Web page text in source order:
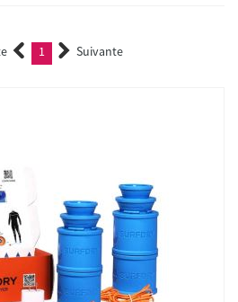
1 (current)Suivante